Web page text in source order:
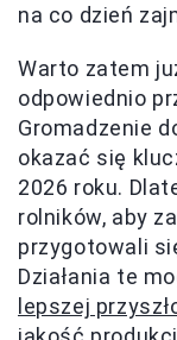
na co dzień
Warto zatem
odpowiednio
Gromadzenie
okazać się
2026 roku.
rolników, aby
przygotowali
Działania te
lepszej